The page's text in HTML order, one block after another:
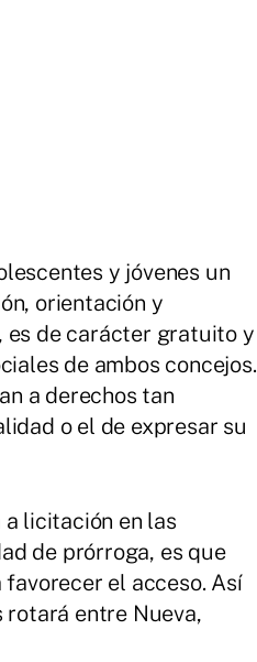
y jóvenes un
orientación y
es de carácter gratuito y
de ambos concejos.
a derechos tan
o el de expresar su
licitación en las
de prórroga, es que
el acceso. Así
rotará entre Nueva,